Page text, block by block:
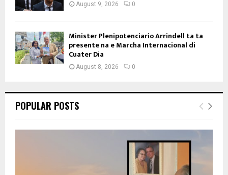
August 9, 2026 0
Minister Plenipotenciario Arrindell ta ta
presente na e Marcha Internacional di
Cuater Dia
August 8, 2026 0
POPULAR POSTS